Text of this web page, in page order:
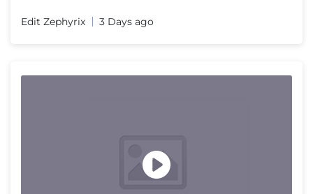
Edit Zephyrix 3 Days ago